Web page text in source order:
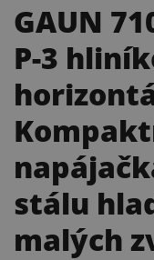
GAUN
P-3
stálu
malých